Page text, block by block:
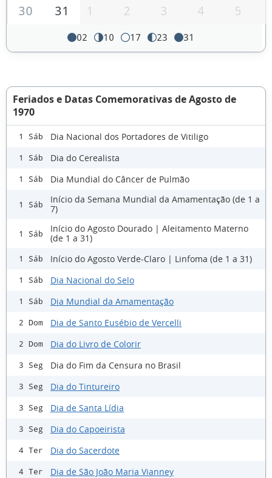
30
31 1 2 3 4 5
02 10 17 23 31
Feriados e Datas Comemorativas de Agosto de
1970
1 Sáb Dia Nacional dos Portadores de Vitiligo
1 Sáb Dia do Cerealista
1 Sáb Dia Mundial do Câncer de Pulmão
1 Sáb
Início da Semana Mundial da Amamentação (de 1 a
7)
1 Sáb
Início do Agosto Dourado | Aleitamento Materno
(de 1 a 31)
1 Sáb Início do Agosto Verde-Claro | Linfoma (de 1 a 31)
1 Sáb Dia Nacional do Selo
1 Sáb Dia Mundial da Amamentação
2 Dom Dia de Santo Eusébio de Vercelli
2 Dom Dia do Livro de Colorir
3 Seg Dia do Fim da Censura no Brasil
3 Seg Dia do Tintureiro
3 Seg Dia de Santa Lídia
3 Seg Dia do Capoeirista
4 Ter Dia do Sacerdote
4 Ter Dia de São João Maria Vianney